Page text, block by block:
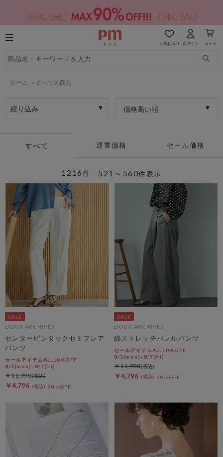
お気に入り ログイン カート
ホーム > すべての商品
絞り込み 価格高い順
すべて 通常価格 セール価格
521～560件表示
1216件
DOUX ARCHIVES
センターピンタックセミフレア
パンツ
セールアイテムALL10%OFF
8/3(mon)~8/7(fri)
￥4,796 60％OFF
￥11,990
DOUX ARCHIVES
綿ストレッチバレルパンツ
セールアイテムALL10%OFF
8/3(mon)~8/7(fri)
￥4,796 60％OFF
￥11,990